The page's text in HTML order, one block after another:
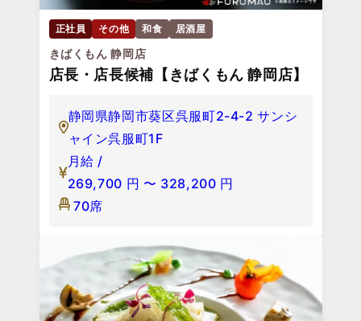
正社員 その他 和食 居酒屋
きばくもん 静岡店
店長・店長候補【きばくもん 静岡店】
静岡県静岡市葵区呉服町2-4-2 サンシ
ャイン呉服町1F
月給 /
269,700 円 〜 328,200 円
70席